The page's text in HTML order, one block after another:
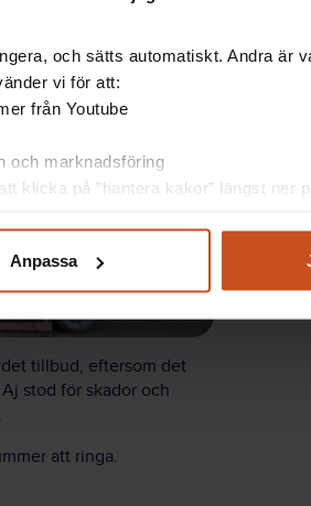
och sätts automatiskt. Andra är
vi för att:
från Youtube
och marknadsföring
klicka på ”hantera kakor” längst ner
Anpassa
tillbud, eftersom det
stod för skador och
att ringa.